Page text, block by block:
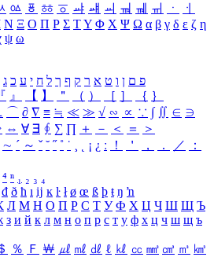
ㆃ ㆄ ㆅ ㆆ ㆇ ㆈ ㆉ ㆊ ㆋ ㆌ ㆍ
ㆎ
Ν Ξ Ο Π Ρ Σ ΤΥ Φ Χ Ψ Ω α β γ δ ε ζ η
ψ ω
פ ם ן ו ט א ר ק ף ך ל ח י ע כ ג
『 』 【 】 ＂ （ ） ［ ］ ｛ ｝
⌒ ∂ ∇ ≡ ≒ ≪ ≫ √ ∽ ∝ ∵ ∫ ∬ ∈ ∋
⇔ ∀ ∃ ∮ ∑ ∏ ＋ － ＜ ＝
＞
∼ ´ ～ ˇ ˘ ˝ ˚ ˙ ¸ ¡ ¿ ː ！ ＇ ， ． ／
：
⁴ ⁿ ₁ ₂ ₃ ₄
đ ð ħ ı ĳ ĸ ŀ ł ø œ ß þ ŧ ŋ ŉ
Л М Н О П Р С Т У Ф Х Ц Ч Ш Щ Ъ
з и й к л м н о п р с т у ф х ц ч ш щ ъ
％ Ｆ ￦ ㎕ ㎖ ㎗ ℓ ㎘ ㏄ ㎣ ㎤ ㎥ ㎦